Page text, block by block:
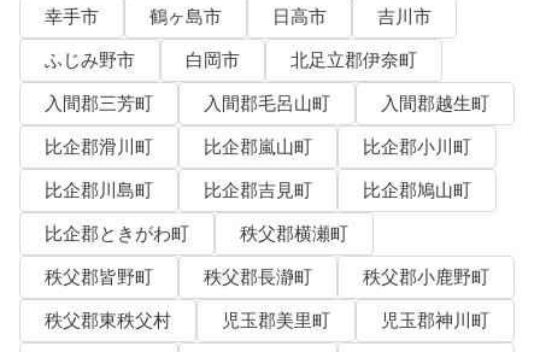
幸手市
鶴ヶ島市 日高市
吉川市
ふじみ野市
白岡市
北足立郡伊奈町
入間郡三芳町
入間郡毛呂山町
入間郡越生町
比企郡滑川町
比企郡嵐山町
比企郡小川町
比企郡川島町
比企郡吉見町
比企郡鳩山町
比企郡ときがわ町
秩父郡横瀬町
秩父郡皆野町
秩父郡長瀞町
秩父郡小鹿野町
秩父郡東秩父村
児玉郡美里町
児玉郡神川町